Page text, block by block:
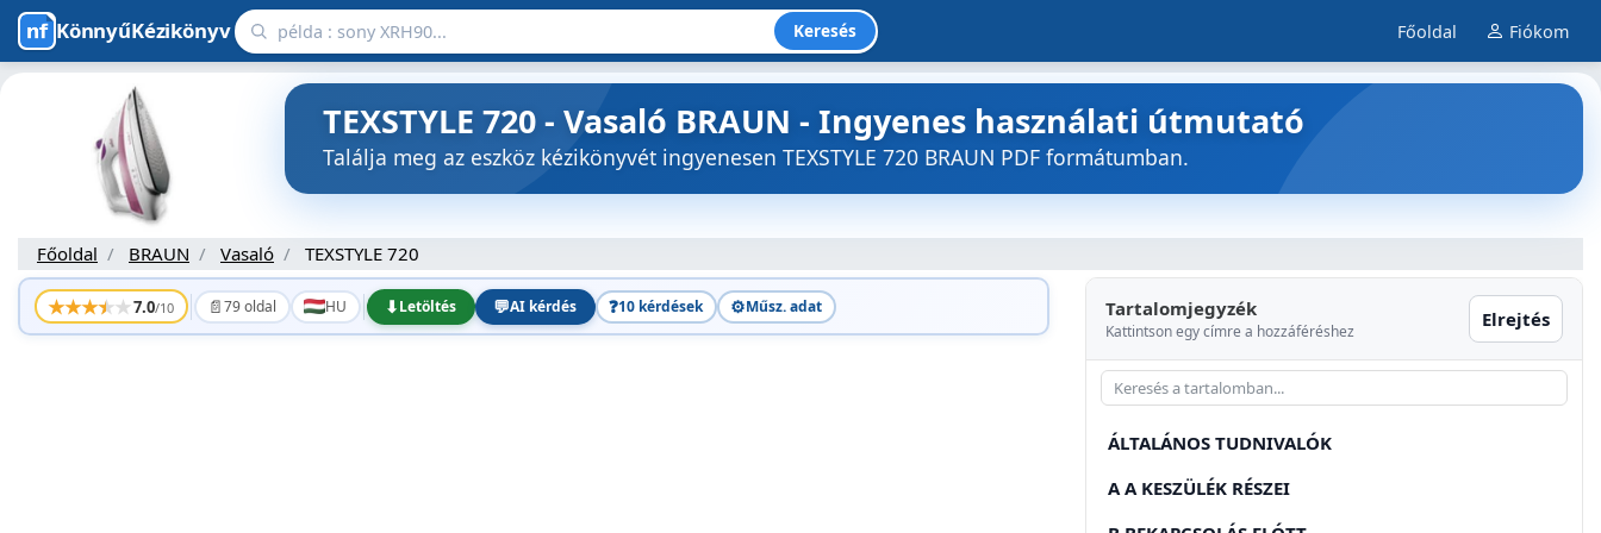
KönnyűKézikönyv Keresés Főoldal Fiókom
TEXSTYLE 720 - Vasaló BRAUN - Ingyenes használati útmutató
Találja meg az eszköz kézikönyvét ingyenesen TEXSTYLE 720 BRAUN PDF formátumban.
Főoldal BRAUN Vasaló TEXSTYLE 720
★★★★★7.0/10 📄79 oldal HU ⬇Letöltés 💬AI kérdés ❓10 kérdések ⚙️Műsz. adat Tartalomjegyzék
Kattintson egy címre a hozzáféréshez
Elrejtés
ÁLTALÁNOS TUDNIVALÓK
A A KESZÜLÉK RÉSZEI